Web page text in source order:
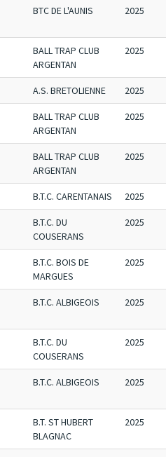
BTC DE L'AUNIS 2025
BALL TRAP CLUB
ARGENTAN
2025
A.S. BRETOLIENNE 2025
BALL TRAP CLUB
ARGENTAN
2025
BALL TRAP CLUB
ARGENTAN
2025
B.T.C. CARENTANAIS 2025
B.T.C. DU
COUSERANS
2025
B.T.C. BOIS DE
MARGUES
2025
B.T.C. ALBIGEOIS 2025
B.T.C. DU
COUSERANS
2025
B.T.C. ALBIGEOIS 2025
B.T. ST HUBERT
BLAGNAC
2025